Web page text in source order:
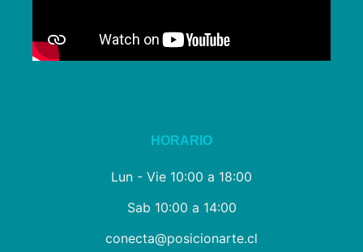
HORARIO
Lun - Vie 10:00 a 18:00
Sab 10:00 a 14:00
conecta@posicionarte.cl